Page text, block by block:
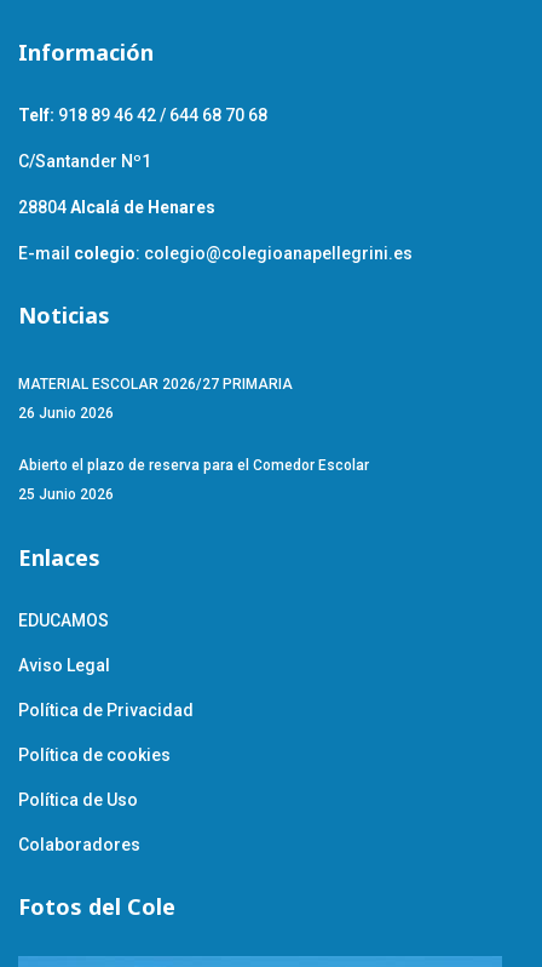
Información
Telf: 918 89 46 42 / 644 68 70 68
C/Santander Nº1
28804Alcalá de Henares
E-mail colegio: colegio@colegioanapellegrini.es
Noticias
MATERIAL ESCOLAR 2026/27 PRIMARIA
26 Junio 2026
Abierto el plazo de reserva para el Comedor Escolar
25 Junio 2026
Enlaces
EDUCAMOS
Aviso Legal
Política de Privacidad
Política de cookies
Política de Uso
Colaboradores
Fotos del Cole